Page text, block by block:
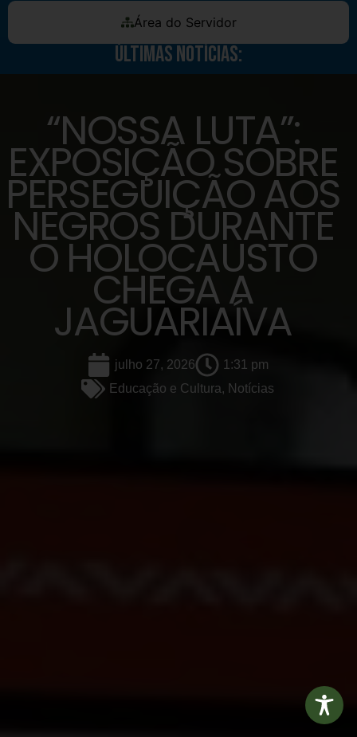
Área do Servidor
Últimas Notícias:
julho 27, 2026
1:31 pm
Educação e Cultura, Notícias
“NOSSA LUTA”:
EXPOSIÇÃO SOBRE
PERSEGUIÇÃO AOS
NEGROS DURANTE
O HOLOCAUSTO
CHEGA A
JAGUARIAÍVA